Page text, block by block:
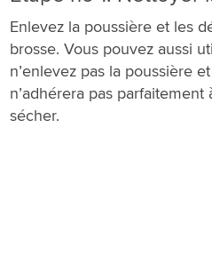
Enlevez la poussière et les
brosse. Vous pouvez aussi
n’enlevez pas la poussière
n’adhérera pas
sécher.